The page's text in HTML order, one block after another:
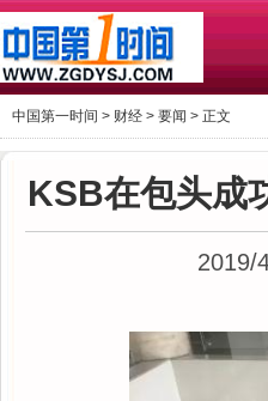
中国第一时间 > 财经 > 要闻 > 正文
KSB在包头成
2019/